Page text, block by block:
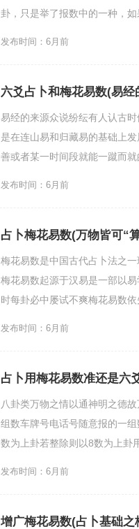
卦，只是举了报数中的一种，
发布时间：6月前
六爻占卜和梅花易数(易经
易经的来源众说纷纭有人认古
是在连山易和归藏易的基础上
善或者某一时间段就能一蹴而
发布时间：6月前
占卜梅花易数(万物皆可“
梅花易数是中国古代占卜法之
梅花易数起源于汉易是一部以
时每卦必中屡试不爽梅花易数
发布时间：6月前
占卜用梅花易数准还是六
八卦类万物之情以通神明之德
组数车牌号电话号随意报的一
数为上卦若整除则以8数为上卦
发布时间：6月前
增广梅花易数(占卜基础之